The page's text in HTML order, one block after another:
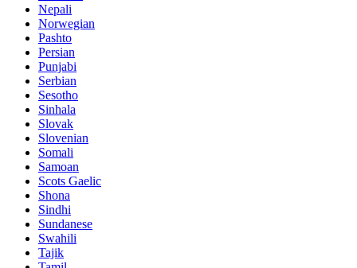
Nepali
Norwegian
Pashto
Persian
Punjabi
Serbian
Sesotho
Sinhala
Slovak
Slovenian
Somali
Samoan
Scots Gaelic
Shona
Sindhi
Sundanese
Swahili
Tajik